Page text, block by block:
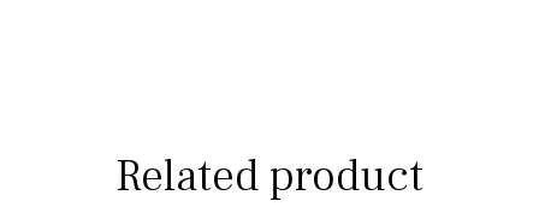
Related product